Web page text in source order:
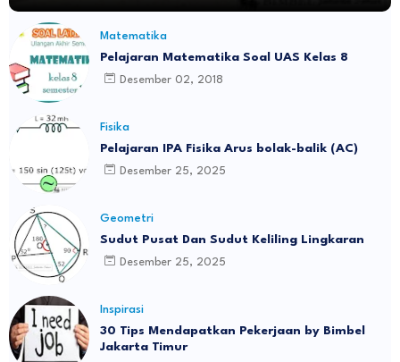
Matematika
Pelajaran Matematika Soal UAS Kelas 8
Desember 02, 2018
Fisika
Pelajaran IPA Fisika Arus bolak-balik (AC)
Desember 25, 2025
Geometri
Sudut Pusat Dan Sudut Keliling Lingkaran
Desember 25, 2025
Inspirasi
30 Tips Mendapatkan Pekerjaan by Bimbel
Jakarta Timur